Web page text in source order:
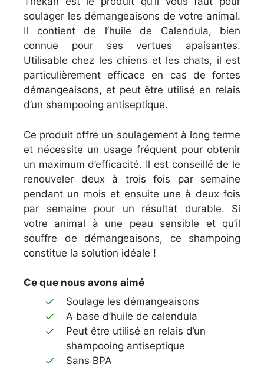
soulager les démangeaisons de votre animal.
Il contient de l’huile de Calendula, bien
connue pour ses vertues apaisantes.
Utilisable chez les chiens et les chats, il est
particulièrement efficace en cas de fortes
démangeaisons, et peut être utilisé en relais
d’un shampooing antiseptique.
Ce produit offre un soulagement à long terme
et nécessite un usage fréquent pour obtenir
un maximum d’efficacité. Il est conseillé de le
renouveler deux à trois fois par semaine
pendant un mois et ensuite une à deux fois
par semaine pour un résultat durable. Si
votre animal à une peau sensible et qu’il
souffre de démangeaisons, ce shampoing
constitue la solution idéale !
Ce que nous avons aimé
Soulage les démangeaisons
A base d’huile de calendula
Peut être utilisé en relais d’un
shampooing antiseptique
Sans BPA